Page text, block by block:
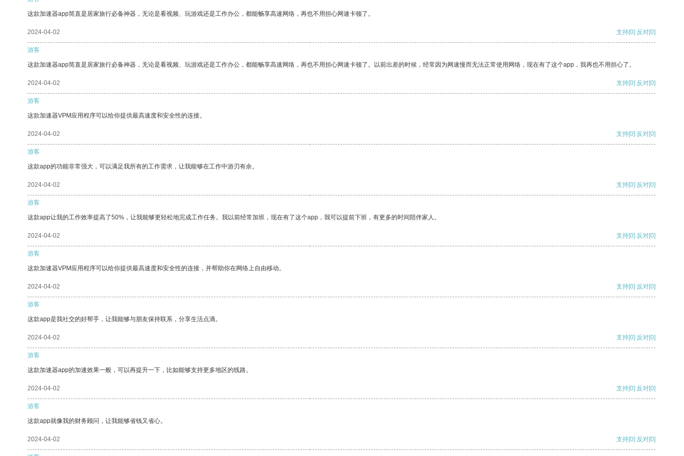
这款加速器app简直是居家旅行必备神器，无论是看视频、玩游戏还是工作办公，都能畅享高速网络，再也不用担心网速卡顿了。
2024-04-02 支持[0] 反对[0]
游客
这款加速器app简直是居家旅行必备神器，无论是看视频、玩游戏还是工作办公，都能畅享高速网络，再也不用担心网速卡顿了。以前出差的时候，经常因为网速慢而无法正常使用网络，现在有了这个app，我再也不用担心了。
2024-04-02 支持[0] 反对[0]
游客
这款加速器VPM应用程序可以给你提供最高速度和安全性的连接。
2024-04-02 支持[0] 反对[0]
游客
这款app的功能非常强大，可以满足我所有的工作需求，让我能够在工作中游刃有余。
2024-04-02 支持[0] 反对[0]
游客
这款app让我的工作效率提高了50%，让我能够更轻松地完成工作任务。我以前经常加班，现在有了这个app，我可以提前下班，有更多的时间陪伴家人。
2024-04-02 支持[0] 反对[0]
游客
这款加速器VPM应用程序可以给你提供最高速度和安全性的连接，并帮助你在网络上自由移动。
2024-04-02 支持[0] 反对[0]
游客
这款app是我社交的好帮手，让我能够与朋友保持联系，分享生活点滴。
2024-04-02 支持[0] 反对[0]
游客
这款加速器app的加速效果一般，可以再提升一下，比如能够支持更多地区的线路。
2024-04-02 支持[0] 反对[0]
游客
这款app就像我的财务顾问，让我能够省钱又省心。
2024-04-02 支持[0] 反对[0]